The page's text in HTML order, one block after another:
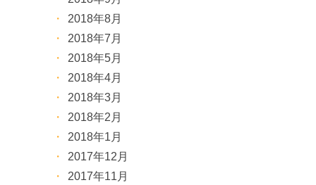
2018年8月
2018年7月
2018年5月
2018年4月
2018年3月
2018年2月
2018年1月
2017年12月
2017年11月